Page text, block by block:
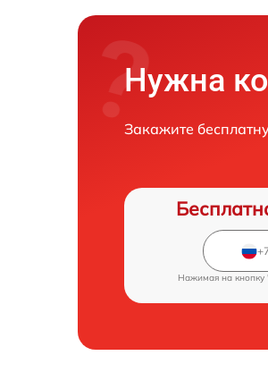
Нужна
Закажите
Нажимая на кнопку